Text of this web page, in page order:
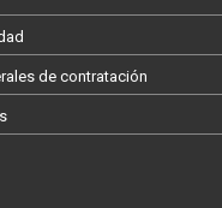
de contratación